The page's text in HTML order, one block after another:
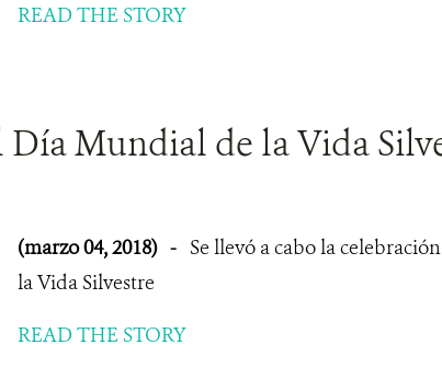
READ THE STORY
Día Mundial de la Vida
(marzo 04, 2018) - Se llevó a cabo la
la Vida Silvestre
READ THE STORY